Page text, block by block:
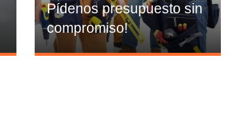
Pídenos presupuesto sin
compromiso!